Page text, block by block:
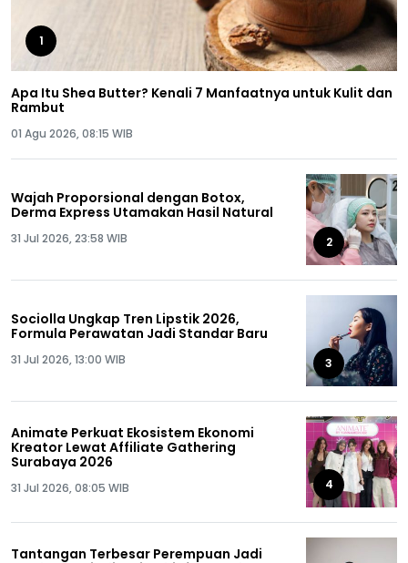
1
Apa Itu Shea Butter? Kenali 7 Manfaatnya untuk Kulit dan
Rambut
01 Agu 2026, 08:15 WIB
Wajah Proporsional dengan Botox,
Derma Express Utamakan Hasil Natural
31 Jul 2026, 23:58 WIB 2
Sociolla Ungkap Tren Lipstik 2026,
Formula Perawatan Jadi Standar Baru
31 Jul 2026, 13:00 WIB 3
Animate Perkuat Ekosistem Ekonomi
Kreator Lewat Affiliate Gathering
Surabaya 2026
31 Jul 2026, 08:05 WIB 4
Tantangan Terbesar Perempuan Jadi